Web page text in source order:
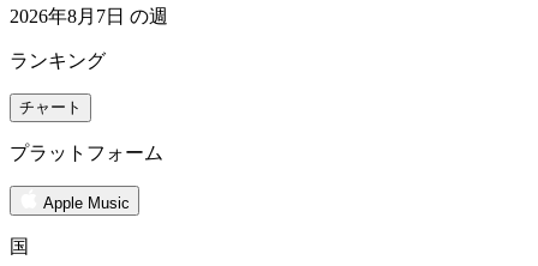
2026年8月7日 の週
ランキング
チャート
プラットフォーム
Apple Music
国